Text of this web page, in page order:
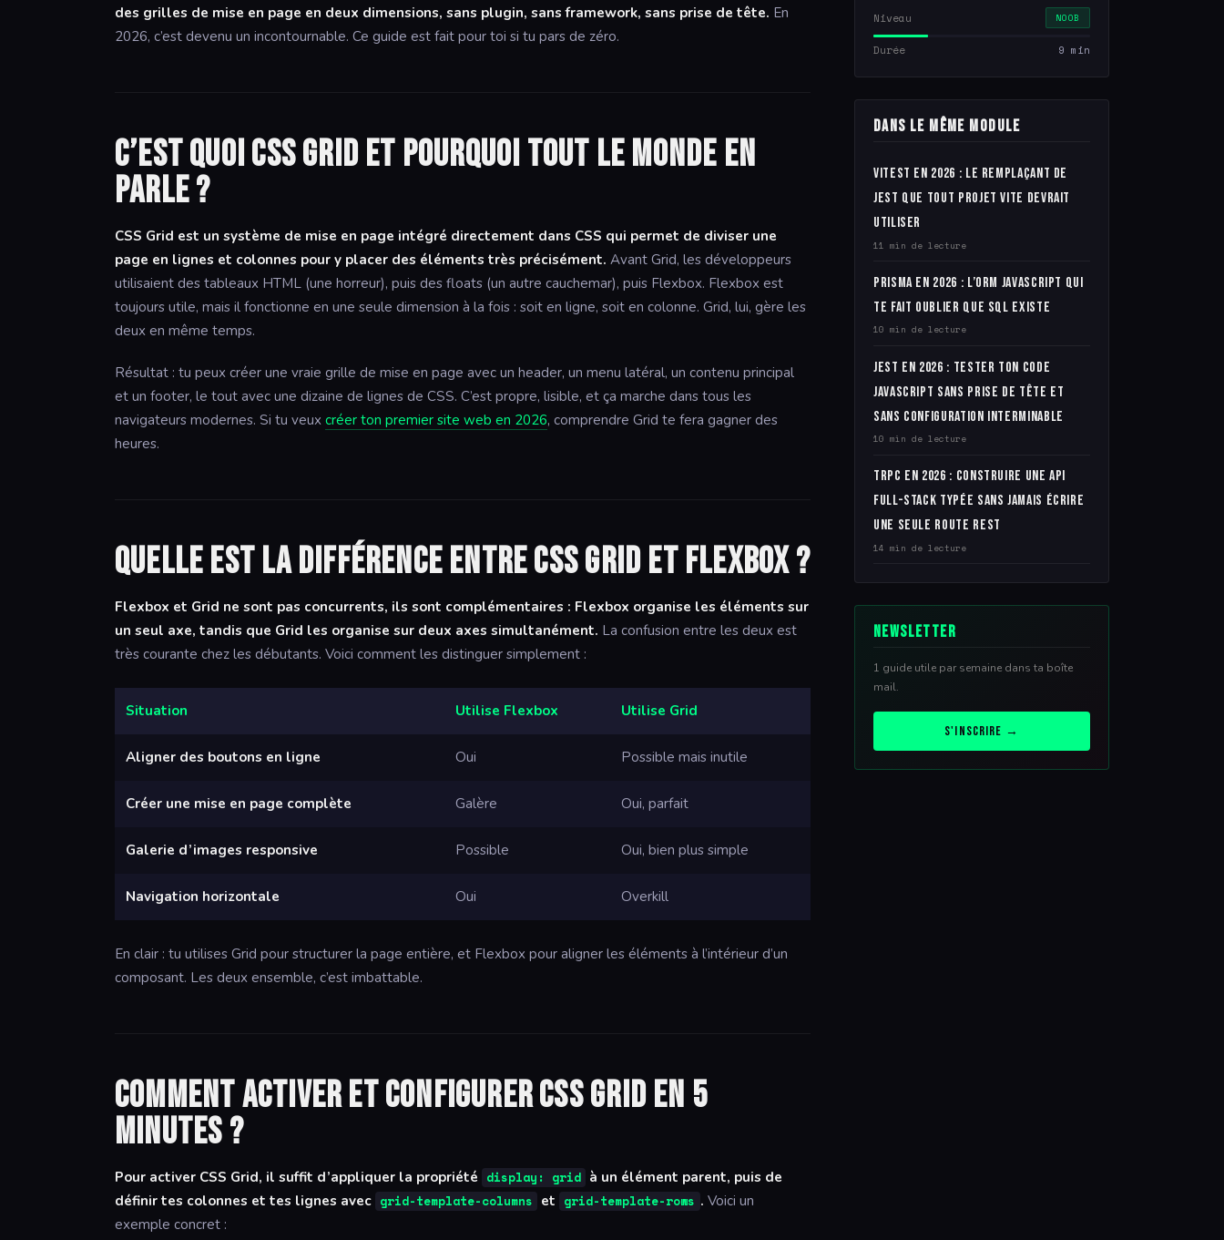
des grilles de mise en page en deux dimensions, sans plugin, sans framework, sans prise de tête. En
2026, c’est devenu un incontournable. Ce guide est fait pour toi si tu pars de zéro.
C’est quoi CSS Grid et pourquoi tout le monde en
parle ?
CSS Grid est un système de mise en page intégré directement dans CSS qui permet de diviser une
page en lignes et colonnes pour y placer des éléments très précisément. Avant Grid, les développeurs
utilisaient des tableaux HTML (une horreur), puis des floats (un autre cauchemar), puis Flexbox. Flexbox est
toujours utile, mais il fonctionne en une seule dimension à la fois : soit en ligne, soit en colonne. Grid, lui, gère les
deux en même temps.
Résultat : tu peux créer une vraie grille de mise en page avec un header, un menu latéral, un contenu principal
et un footer, le tout avec une dizaine de lignes de CSS. C’est propre, lisible, et ça marche dans tous les
navigateurs modernes. Si tu veux créer ton premier site web en 2026, comprendre Grid te fera gagner des
heures.
Quelle est la différence entre CSS Grid et Flexbox ?
Flexbox et Grid ne sont pas concurrents, ils sont complémentaires : Flexbox organise les éléments sur
un seul axe, tandis que Grid les organise sur deux axes simultanément. La confusion entre les deux est
très courante chez les débutants. Voici comment les distinguer simplement :
Situation Utilise Flexbox Utilise Grid
Aligner des boutons en ligne Oui Possible mais inutile
Créer une mise en page complète Galère Oui, parfait
Galerie d’images responsive Possible Oui, bien plus simple
Navigation horizontale Oui Overkill
En clair : tu utilises Grid pour structurer la page entière, et Flexbox pour aligner les éléments à l’intérieur d’un
composant. Les deux ensemble, c’est imbattable.
Comment activer et configurer CSS Grid en 5
minutes ?
Pour activer CSS Grid, il suffit d’appliquer la propriété display: grid à un élément parent, puis de
définir tes colonnes et tes lignes avec grid-template-columns et grid-template-rows . Voici un
exemple concret :
Niveau NOOB
Durée 9 min
Dans le même module
Vitest en 2026 : le remplaçant de
Jest que tout projet Vite devrait
utiliser
11 min de lecture
Prisma en 2026 : l’ORM JavaScript qui
te fait oublier que SQL existe
10 min de lecture
Jest en 2026 : tester ton code
JavaScript sans prise de tête et
sans configuration interminable
10 min de lecture
tRPC en 2026 : construire une API
full-stack typée sans jamais écrire
une seule route REST
14 min de lecture
Newsletter
1 guide utile par semaine dans ta boîte
mail.
S'inscrire →